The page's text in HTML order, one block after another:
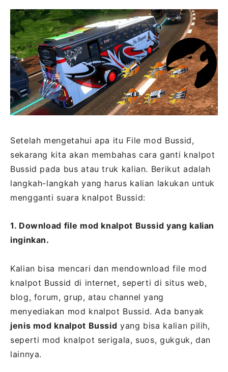
Setelah mengetahui apa itu File mod Bussid,
sekarang kita akan membahas cara ganti knalpot
Bussid pada bus atau truk kalian. Berikut adalah
langkah-langkah yang harus kalian lakukan untuk
mengganti suara knalpot Bussid:
1. Download file mod knalpot Bussid yang kalian
inginkan.
Kalian bisa mencari dan mendownload file mod
knalpot Bussid di internet, seperti di situs web,
blog, forum, grup, atau channel yang
menyediakan mod knalpot Bussid. Ada banyak
jenis mod knalpot Bussid yang bisa kalian pilih,
seperti mod knalpot serigala, suos, gukguk, dan
lainnya.